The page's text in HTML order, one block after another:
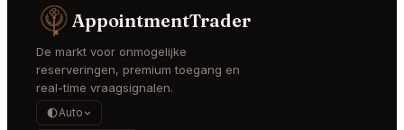
AppointmentTrader
De markt voor onmogelijke
reserveringen, premium toegang en
real-time vraagsignalen.
Auto